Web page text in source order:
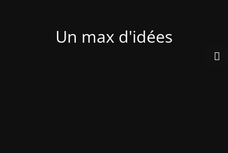
Un max d'idées